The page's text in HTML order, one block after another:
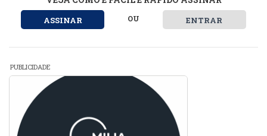
ASSINAR OU ENTRAR
PUBLICIDADE